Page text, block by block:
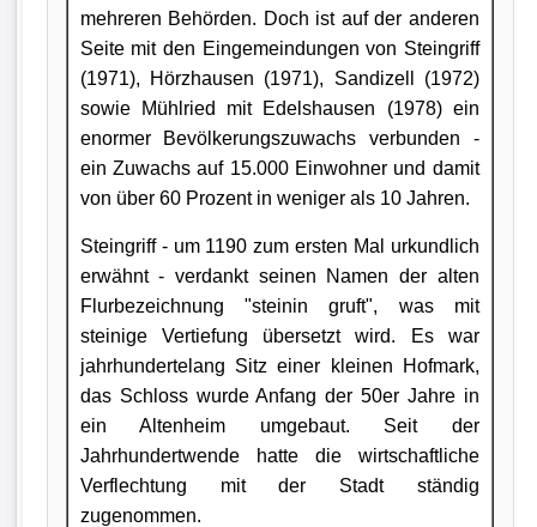
mehreren Behörden. Doch ist auf der anderen
Seite mit den Eingemeindungen von Steingriff
(1971), Hörzhausen (1971), Sandizell (1972)
sowie Mühlried mit Edelshausen (1978) ein
enormer Bevölkerungszuwachs verbunden -
ein Zuwachs auf 15.000 Einwohner und damit
von über 60 Prozent in weniger als 10 Jahren.
Steingriff - um 1190 zum ersten Mal urkundlich
erwähnt - verdankt seinen Namen der alten
Flurbezeichnung "steinin gruft", was mit
steinige Vertiefung übersetzt wird. Es war
jahrhundertelang Sitz einer kleinen Hofmark,
das Schloss wurde Anfang der 50er Jahre in
ein Altenheim umgebaut. Seit der
Jahrhundertwende hatte die wirtschaftliche
Verflechtung mit der Stadt ständig
zugenommen.